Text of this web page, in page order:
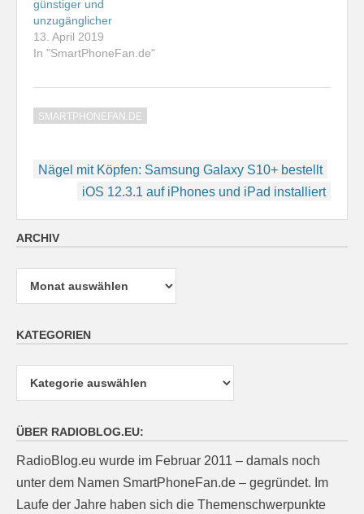
günstiger und
unzugänglicher
13. April 2019
In "SmartPhoneFan.de"
SMARTPHONEFAN.DE
Beitragsnavigation
Nägel mit Köpfen: Samsung Galaxy S10+ bestellt
iOS 12.3.1 auf iPhones und iPad installiert
ARCHIV
Archiv
KATEGORIEN
Kategorien
ÜBER RADIOBLOG.EU:
RadioBlog.eu wurde im Februar 2011 – damals noch
unter dem Namen SmartPhoneFan.de – gegründet. Im
Laufe der Jahre haben sich die Themenschwerpunkte